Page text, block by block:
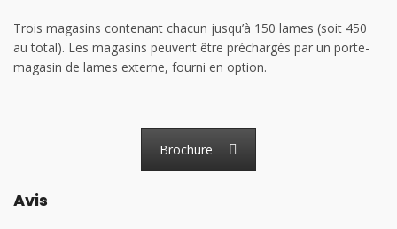
Trois magasins contenant chacun jusqu’à 150 lames (soit 450
au total). Les magasins peuvent être préchargés par un porte-
magasin de lames externe, fourni en option.
Brochure
Avis